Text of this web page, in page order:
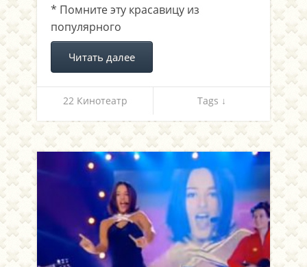
* Помните эту красавицу из
популярного
Читать далее
22 Кинотеатр Tags ↓